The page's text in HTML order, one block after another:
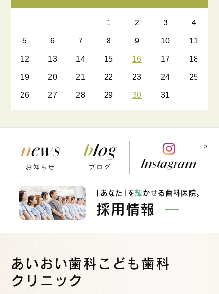
1 2 3 4
5 6 7 8 9 10 11
12 13 14 15 16 17 18
19 20 21 22 23 24 25
26 27 28 29 30 31
news
お知らせ
blog
ブログ Instagram
「あなた」を 輝 かせる歯科医院。
採用情報
あいおい歯科 こども歯科
クリニック